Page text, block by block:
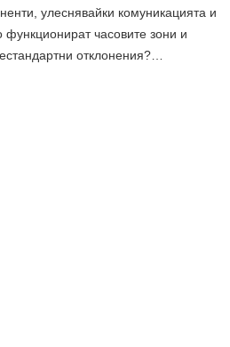
улеснявайки комуникацията и
функционират часовите зони и
отклонения?…